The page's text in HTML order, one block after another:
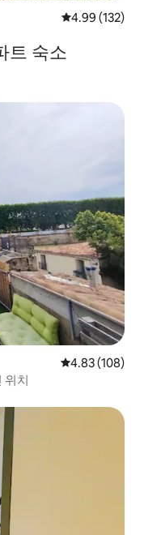
평점 4.99점(5
4.99 (132)
트 숙소
평점 4.83점(5
4.83 (108)
위치